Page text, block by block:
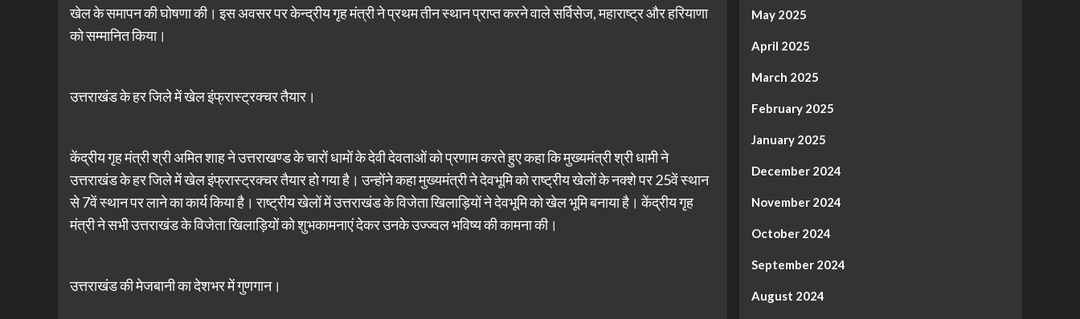
खेल के समापन की घोषणा की। इस अवसर पर केन्द्रीय गृह मंत्री ने प्रथम तीन स्थान प्राप्त करने वाले सर्विसेज, महाराष्ट्र और हरियाणा
को सम्मानित किया।
उत्तराखंड के हर जिले में खेल इंफ्रास्ट्रक्चर तैयार।
केंद्रीय गृह मंत्री श्री अमित शाह ने उत्तराखण्ड के चारों धामों के देवी देवताओं को प्रणाम करते हुए कहा कि मुख्यमंत्री श्री धामी ने
उत्तराखंड के हर जिले में खेल इंफ्रास्ट्रक्चर तैयार हो गया है। उन्होंने कहा मुख्यमंत्री ने देवभूमि को राष्ट्रीय खेलों के नक्शे पर 25वें स्थान
से 7वें स्थान पर लाने का कार्य किया है। राष्ट्रीय खेलों में उत्तराखंड के विजेता खिलाड़ियों ने देवभूमि को खेल भूमि बनाया है। केंद्रीय गृह
मंत्री ने सभी उत्तराखंड के विजेता खिलाड़ियों को शुभकामनाएं देकर उनके उज्ज्वल भविष्य की कामना की।
उत्तराखंड की मेजबानी का देशभर में गुणगान।
May 2025
April 2025
March 2025
February 2025
January 2025
December 2024
November 2024
October 2024
September 2024
August 2024